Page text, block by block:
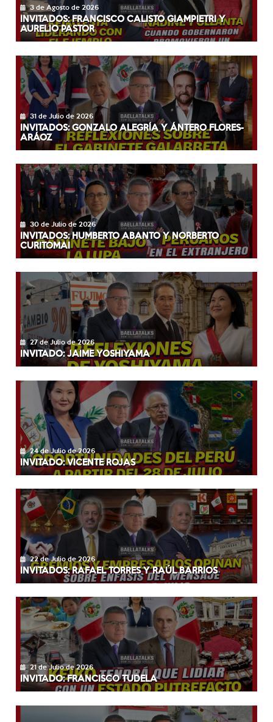
3 de Agosto de 2026
INVITADOS: FRANCISCO CALISTO GIAMPIETRI Y
AURELIO PASTOR
31 de Julio de 2026
INVITADOS: GONZALO ALEGRÍA Y ÁNTERO FLORES-
ARÁOZ
30 de Julio de 2026
INVITADOS: HUMBERTO ABANTO Y NORBERTO
CURITOMAI
27 de Julio de 2026
INVITADO: JAIME YOSHIYAMA
24 de Julio de 2026
INVITADO: VICENTE ROJAS
22 de Julio de 2026
INVITADOS: RAFAEL TORRES Y RAÚL BARRIOS
21 de Julio de 2026
INVITADO: FRANCISCO TUDELA